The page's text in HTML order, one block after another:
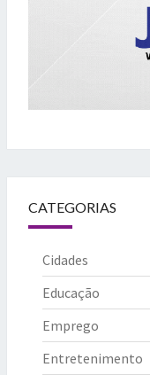
CATEGORIAS
Cidades
Educação
Emprego
Entretenimento